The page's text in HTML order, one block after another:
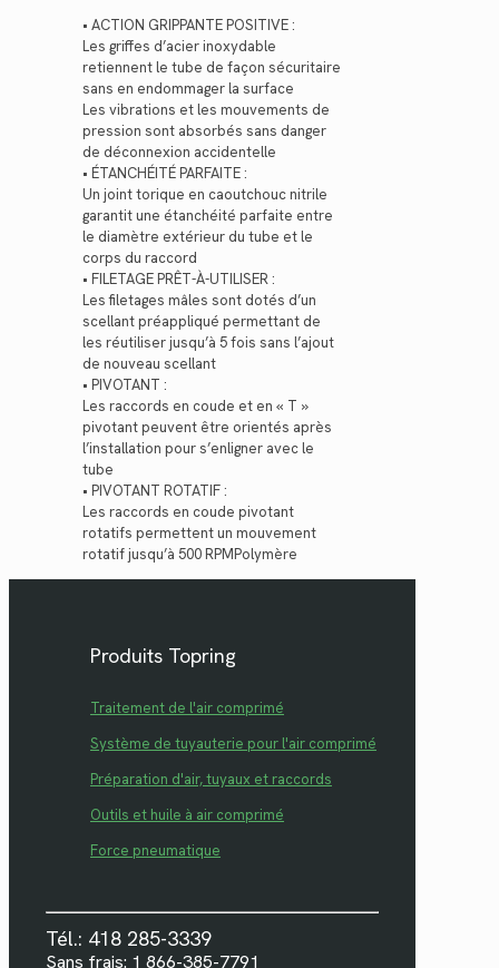
• ACTION GRIPPANTE POSITIVE :
Les griffes d’acier inoxydable
retiennent le tube de façon sécuritaire
sans en endommager la surface
Les vibrations et les mouvements de
pression sont absorbés sans danger
de déconnexion accidentelle
• ÉTANCHÉITÉ PARFAITE :
Un joint torique en caoutchouc nitrile
garantit une étanchéité parfaite entre
le diamètre extérieur du tube et le
corps du raccord
• FILETAGE PRÊT-À-UTILISER :
Les filetages mâles sont dotés d’un
scellant préappliqué permettant de
les réutiliser jusqu’à 5 fois sans l’ajout
de nouveau scellant
• PIVOTANT :
Les raccords en coude et en « T »
pivotant peuvent être orientés après
l’installation pour s’enligner avec le
tube
• PIVOTANT ROTATIF :
Les raccords en coude pivotant
rotatifs permettent un mouvement
rotatif jusqu’à 500 RPMPolymère
Produits Topring
Traitement de l'air comprimé
Système de tuyauterie pour l'air comprimé
Préparation d'air, tuyaux et raccords
Outils et huile à air comprimé
Force pneumatique
Tél.: 418 285-3339
Sans frais: 1 866-385-7791